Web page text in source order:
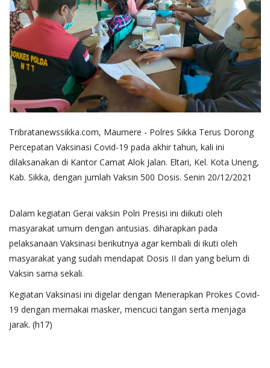
Tribratanewssikka.com, Maumere - Polres Sikka Terus Dorong
Percepatan Vaksinasi Covid-19 pada akhir tahun, kali ini
dilaksanakan di Kantor Camat Alok Jalan. Eltari, Kel. Kota Uneng,
Kab. Sikka, dengan jumlah Vaksin 500 Dosis. Senin 20/12/2021
Dalam kegiatan Gerai vaksin Polri Presisi ini diikuti oleh
masyarakat umum dengan antusias. diharapkan pada
pelaksanaan Vaksinasi berikutnya agar kembali di ikuti oleh
masyarakat yang sudah mendapat Dosis II dan yang belum di
Vaksin sama sekali.
Kegiatan Vaksinasi ini digelar dengan Menerapkan Prokes Covid-
19 dengan memakai masker, mencuci tangan serta menjaga
jarak. (h17)